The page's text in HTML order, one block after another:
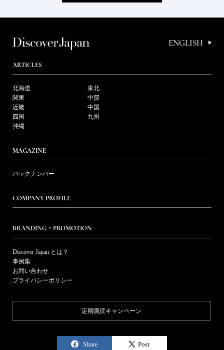
ENGLISH
ARTICLES
北海道
東北
関東
中部
近畿
中国
四国
九州
沖縄
MAGAZINE
バックナンバー
COMPANY PROFILE
BRANDING・PROMOTION
Discover Japan とは？
事例集
お問い合わせ
プライバシーポリシー
定期購読キャンペーン
Share Post